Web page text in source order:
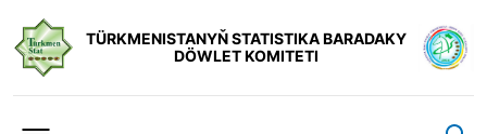
TÜRKMENISTANYŇ STATISTIKA BARADAKY
DÖWLET KOMITETI